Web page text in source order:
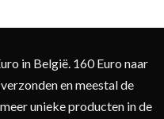
in België. 160 Euro naar
en meestal de
unieke producten in de